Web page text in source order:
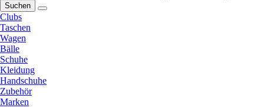
Suchen
Clubs
Taschen
Wagen
Bälle
Schuhe
Kleidung
Handschuhe
Zubehör
Marken